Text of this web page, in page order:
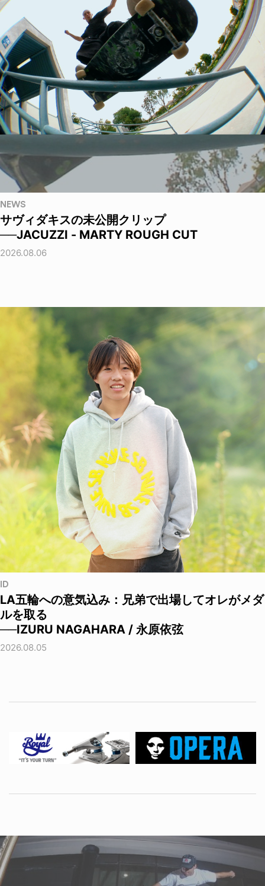
NEWS
サヴィダキスの未公開クリップ
──JACUZZI - MARTY ROUGH CUT
2026.08.06
ID
LA五輪への意気込み：兄弟で出場してオレがメダ
ルを取る
──IZURU NAGAHARA / 永原依弦
2026.08.05